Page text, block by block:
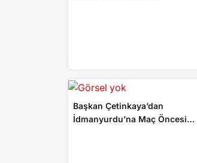
Başkan Çetinkaya’dan
İdmanyurdu’na Maç Öncesi